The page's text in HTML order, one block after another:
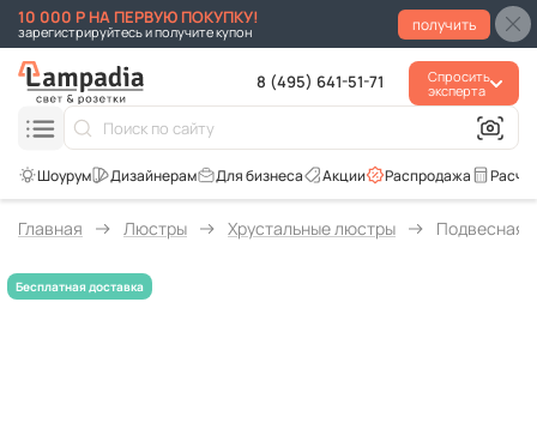
10 000 Р НА ПЕРВУЮ ПОКУПКУ!
зарегистрируйтесь и получите купон получить
8 (495) 641-51-71
Спросить
эксперта
Распродажа
Акции
Для бизнеса
Главная Люстры Хрустальные люстры Подвесная